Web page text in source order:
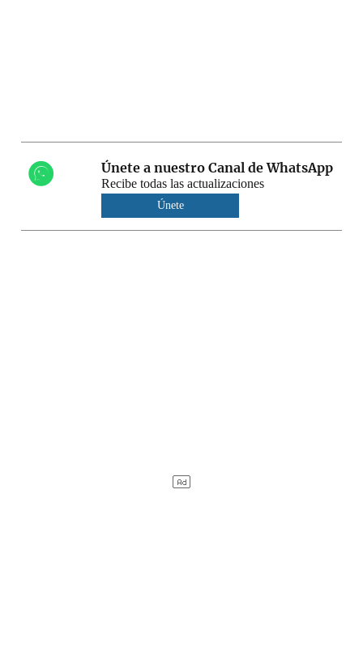
Únete a nuestro Canal de WhatsApp
Recibe todas las actualizaciones
Únete